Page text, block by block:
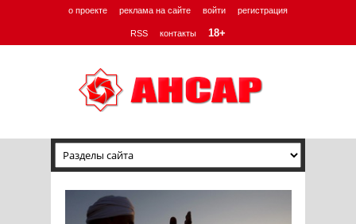
о проекте реклама на сайте войти регистрация
RSS контакты 18+